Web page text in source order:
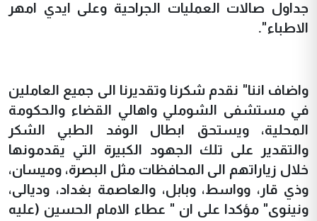
جداول صالات العمليات الجراحية وعلى ايدي امهر
الاطباء".
واضاف اننا" نقدم شكرنا وتقديرنا الى جميع العاملين
في مستشفى الشوملي واهالي القضاء والحكومة
المحلية، ويستحق ابطال الوفد الطبي الشكر
والتقدير على تلك الجهود الكبيرة التي يقدمونها
خلال زياراتهم الى المحافظات مثل البصرة، وميسان،
وذي قار، وواسط، وبابل، والعاصمة بغداد، وديالى،
ونينوى" مؤكدا على ان " عطاء الامام الحسين (عليه